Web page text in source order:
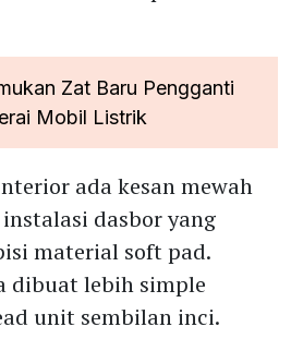
Zat Baru Pengganti
Mobil Listrik
ada kesan mewah
dasbor yang
material soft pad.
dibuat lebih simple
unit sembilan inci.